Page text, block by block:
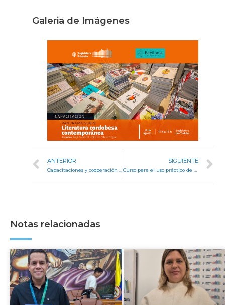
Galeria de Imágenes
ANTERIOR SIGUIENTE
Notas relacionadas